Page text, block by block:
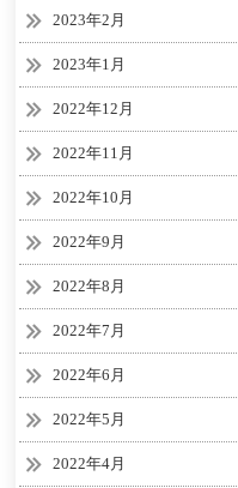
2023年2月
2023年1月
2022年12月
2022年11月
2022年10月
2022年9月
2022年8月
2022年7月
2022年6月
2022年5月
2022年4月